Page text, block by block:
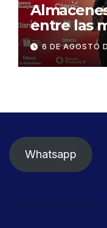
entre las
6 DE AGOSTO
Whatsapp